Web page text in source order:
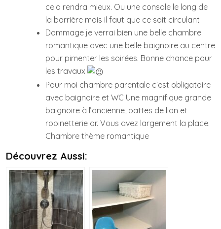
cela rendra mieux. Ou une console le long de
la barrière mais il faut que ce soit circulant
Dommage je verrai bien une belle chambre
romantique avec une belle baignoire au centre
pour pimenter les soirées. Bonne chance pour
les travaux
Pour moi chambre parentale c’est obligatoire
avec baignoire et WC Une magnifique grande
baignoire à l’ancienne, pattes de lion et
robinetterie or. Vous avez largement la place.
Chambre thème romantique
Découvrez Aussi: